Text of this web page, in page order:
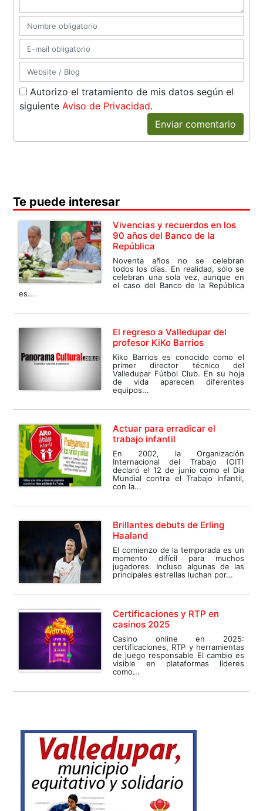
Autorizo el tratamiento de mis datos según el
siguienteAviso de Privacidad.
Enviar comentario
Te puede interesar
Vivencias y recuerdos en los
90 años del Banco de la
República
Noventa años no se celebran
todos los días. En realidad, sólo se
celebran una sola vez, aunque en
el caso del Banco de la República
es...
El regreso a Valledupar del
profesor KiKo Barrios
Kiko Barrios es conocido como el
primer director técnico del
Valledupar Fútbol Club. En su hoja
de vida aparecen diferentes
equipos...
Actuar para erradicar el
trabajo infantil
En 2002, la Organización
Internacional del Trabajo (OIT)
declaró el 12 de junio como el Día
Mundial contra el Trabajo Infantil,
con la...
Brillantes debuts de Erling
Haaland
El comienzo de la temporada es un
momento difícil para muchos
jugadores. Incluso algunas de las
principales estrellas luchan por...
Certificaciones y RTP en
casinos 2025
Casino online en 2025:
certificaciones, RTP y herramientas
de juego responsable El cambio es
visible en plataformas líderes
como...